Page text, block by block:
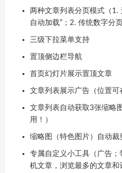
两种文章列表分页模式（1.
自动加载”；2. 传统数字分页
三级下拉菜单支持
置顶侧边栏导航
首页幻灯片展示置顶文章
文章列表展示广告（位置可
文章列表自动获取3张缩略
用！）
缩略图（特色图片）自动裁
专属自定义小工具（广告
机文章，浏览最多的文章和